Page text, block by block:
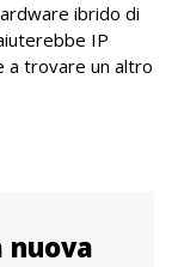
ibrido di
IP
a trovare un altro
nuova